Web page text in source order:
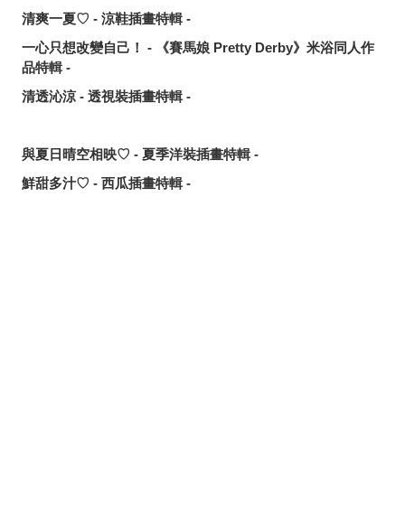
清爽一夏♡ - 涼鞋插畫特輯 -
一心只想改變自己！ - 《賽馬娘 Pretty Derby》米浴同人作
品特輯 -
清透沁涼 - 透視裝插畫特輯 -
與夏日晴空相映♡ - 夏季洋裝插畫特輯 -
鮮甜多汁♡ - 西瓜插畫特輯 -